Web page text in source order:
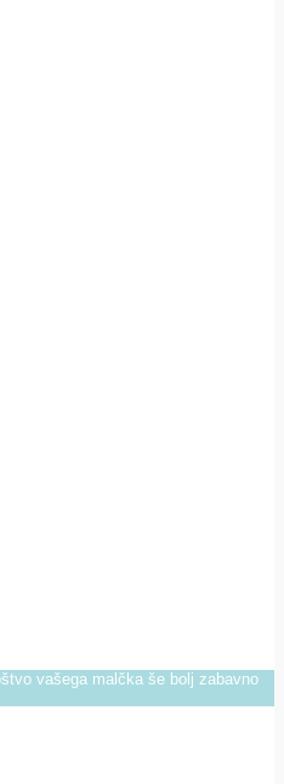
vašega malčka še bolj zabavno